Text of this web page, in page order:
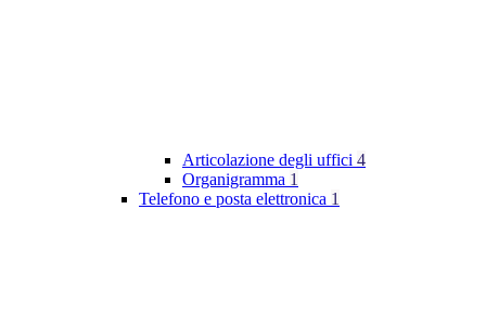
Articolazione degli uffici 4
Organigramma 1
Telefono e posta elettronica 1